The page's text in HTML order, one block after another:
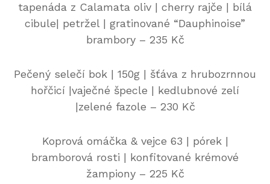
tapenáda z Calamata oliv | cherry rajče | bílá
cibule| petržel | gratinované “Dauphinoise”
brambory – 235 Kč
Pečený selečí bok | 150g | šťáva z hrubozrnnou
hořčicí |vaječné špecle | kedlubnové zelí
|zelené fazole – 230 Kč
Koprová omáčka & vejce 63 | pórek |
bramborová rosti | konfitované krémové
žampiony – 225 Kč